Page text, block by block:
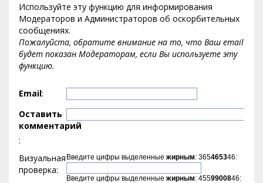
Используйте эту функцию для информирования
Модераторов и Администраторов об оскорбительных
сообщениях.
Пожалуйста, обратите внимание на то, что Ваш email
будет показан Модераторам, если Вы используете эту
функцию.
Email:
Оставить
комментарий
:
Визуальная
проверка:
Введите цифры выделенные жирным: 365465346:
Введите цифры выделенные жирным: 4559900846: